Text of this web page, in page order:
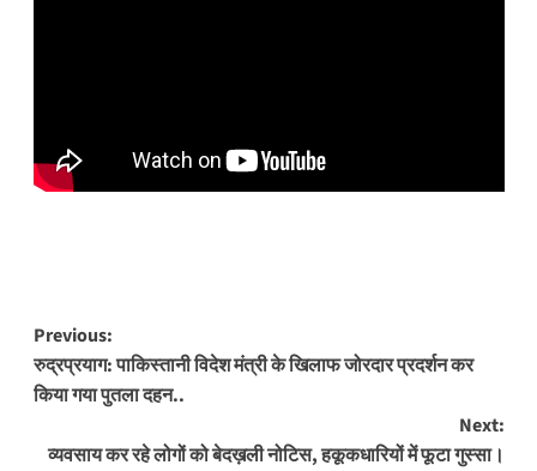
Post
navigation
Previous:
रुद्रप्रयाग: पाकिस्तानी विदेश मंत्री के खिलाफ जोरदार प्रदर्शन कर
किया गया पुतला दहन..
Next:
व्यवसाय कर रहे लोगों को बेदख़ली नोटिस, हकूकधारियों में फूटा गुस्सा।